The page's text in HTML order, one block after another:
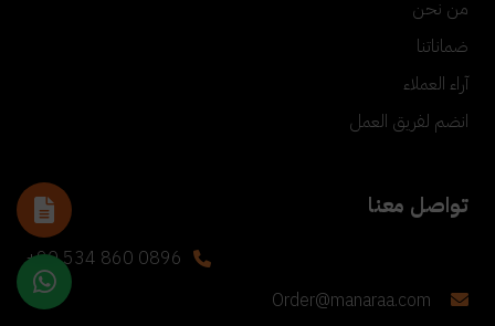
من نحن
ضماناتنا
آراء العملاء
انضم لفريق العمل
تواصل معنا
+90 534 860 0896
Order@manaraa.com